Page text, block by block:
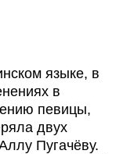
языке, в
в
певицы,
двух
Пугачёву.